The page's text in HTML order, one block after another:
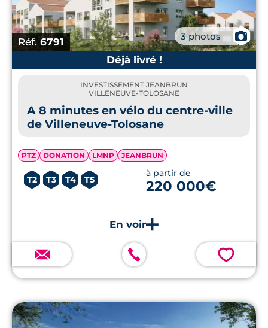
Réf. 6791 3 photos
📷
Déjà livré !
INVESTISSEMENT JEANBRUN
VILLENEUVE-TOLOSANE
A 8 minutes en vélo du centre-ville
de Villeneuve-Tolosane
PTZ DONATION LMNP JEANBRUN
T2 T3 T4 T5
à partir de
220 000€
💗